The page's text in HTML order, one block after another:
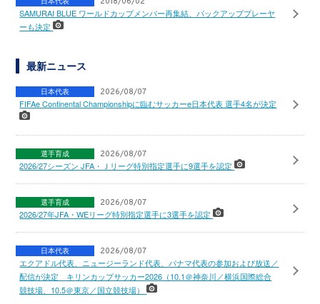
SAMURAI BLUE ワールドカップメンバー再集結、バックアッププレーヤ
ーも決定
最新ニュース
日本代表 2026/08/07
FIFAe Continental Championshipに臨むサッカーe日本代表 選手4名が決定
選手育成 2026/08/07
2026/27シーズン JFA・Ｊリーグ特別指定選手に9選手を認定
選手育成 2026/08/07
2026/27年JFA・WEリーグ特別指定選手に3選手を認定
日本代表 2026/08/07
エクアドル代表、ニュージーランド代表、パナマ代表の参加および放送／
配信が決定 キリンカップサッカー2026（10.1＠神奈川／横浜国際総合
競技場、10.5＠東京／国立競技場）